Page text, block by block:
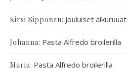
Kirsi Sipponen: Jouluiset alkuruuat
Johanna: Pasta Alfredo broilerilla
Maria: Pasta Alfredo broilerilla